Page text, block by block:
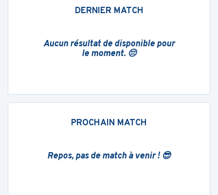
DERNIER MATCH
Aucun résultat de disponible pour
le moment. 😔
PROCHAIN MATCH
Repos, pas de match à venir ! 😎